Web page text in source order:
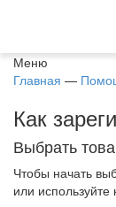
Меню
Главная —
Как
Выбрать
Чтобы начать
или используйте